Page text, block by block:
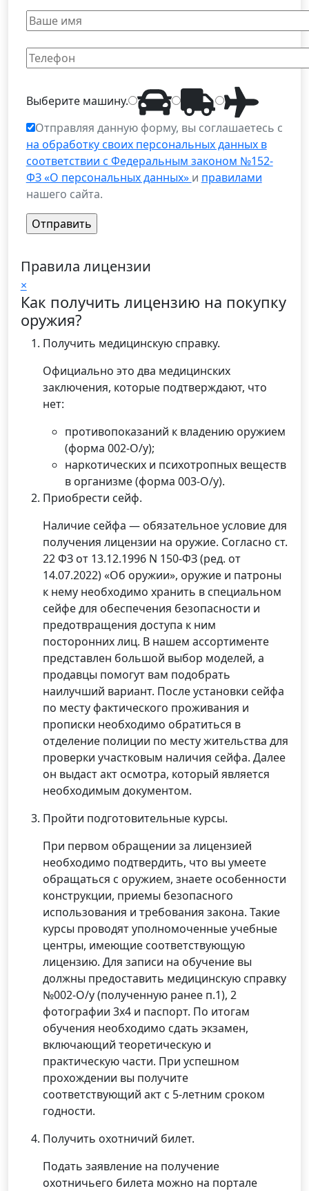
Выберитемашину.
Отправляя данную форму, вы соглашаетесь с
на обработку своих персональных данных в
соответствии с Федеральным законом №152-
ФЗ «О персональных данных» и правилами
нашего сайта.
Правила лицензии
×
Как получить лицензию на покупку
оружия?
Получить медицинскую справку.
Официально это два медицинских
заключения, которые подтверждают, что
нет:
противопоказаний к владению оружием
(форма 002-О/у);
наркотических и психотропных веществ
в организме (форма 003-О/у).
Приобрести сейф.
Наличие сейфа — обязательное условие для
получения лицензии на оружие. Согласно ст.
22 ФЗ от 13.12.1996 N 150-ФЗ (ред. от
14.07.2022) «Об оружии», оружие и патроны
к нему необходимо хранить в специальном
сейфе для обеспечения безопасности и
предотвращения доступа к ним
посторонних лиц. В нашем ассортименте
представлен большой выбор моделей, а
продавцы помогут вам подобрать
наилучший вариант. После установки сейфа
по месту фактического проживания и
прописки необходимо обратиться в
отделение полиции по месту жительства для
проверки участковым наличия сейфа. Далее
он выдаст акт осмотра, который является
необходимым документом.
Пройти подготовительные курсы.
При первом обращении за лицензией
необходимо подтвердить, что вы умеете
обращаться с оружием, знаете особенности
конструкции, приемы безопасного
использования и требования закона. Такие
курсы проводят уполномоченные учебные
центры, имеющие соответствующую
лицензию. Для записи на обучение вы
должны предоставить медицинскую справку
№002-О/у (полученную ранее п.1), 2
фотографии 3х4 и паспорт. По итогам
обучения необходимо сдать экзамен,
включающий теоретическую и
практическую части. При успешном
прохождении вы получите
соответствующий акт с 5-летним сроком
годности.
Получить охотничий билет.
Подать заявление на получение
охотничьего билета можно на портале